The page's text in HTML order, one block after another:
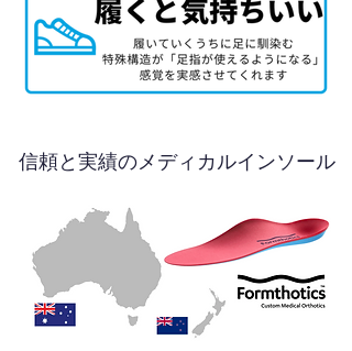
信頼と実績のメディカルインソール